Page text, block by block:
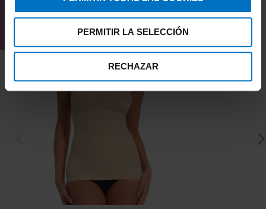
PERMITIR LA SELECCIÓN
RECHAZAR